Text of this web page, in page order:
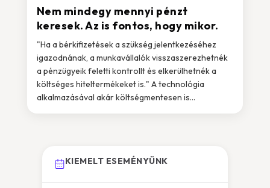
Nem mindegy mennyi pénzt
keresek. Az is fontos, hogy mikor.
"Ha a bérkifizetések a szükség jelentkezéséhez
igazodnának, a munkavállalók visszaszerezhetnék
a pénzügyeik feletti kontrollt és elkerülhetnék a
költséges hiteltermékeket is." A technológia
alkalmazásával akár költségmentesen is...
KIEMELT ESEMÉNYÜNK